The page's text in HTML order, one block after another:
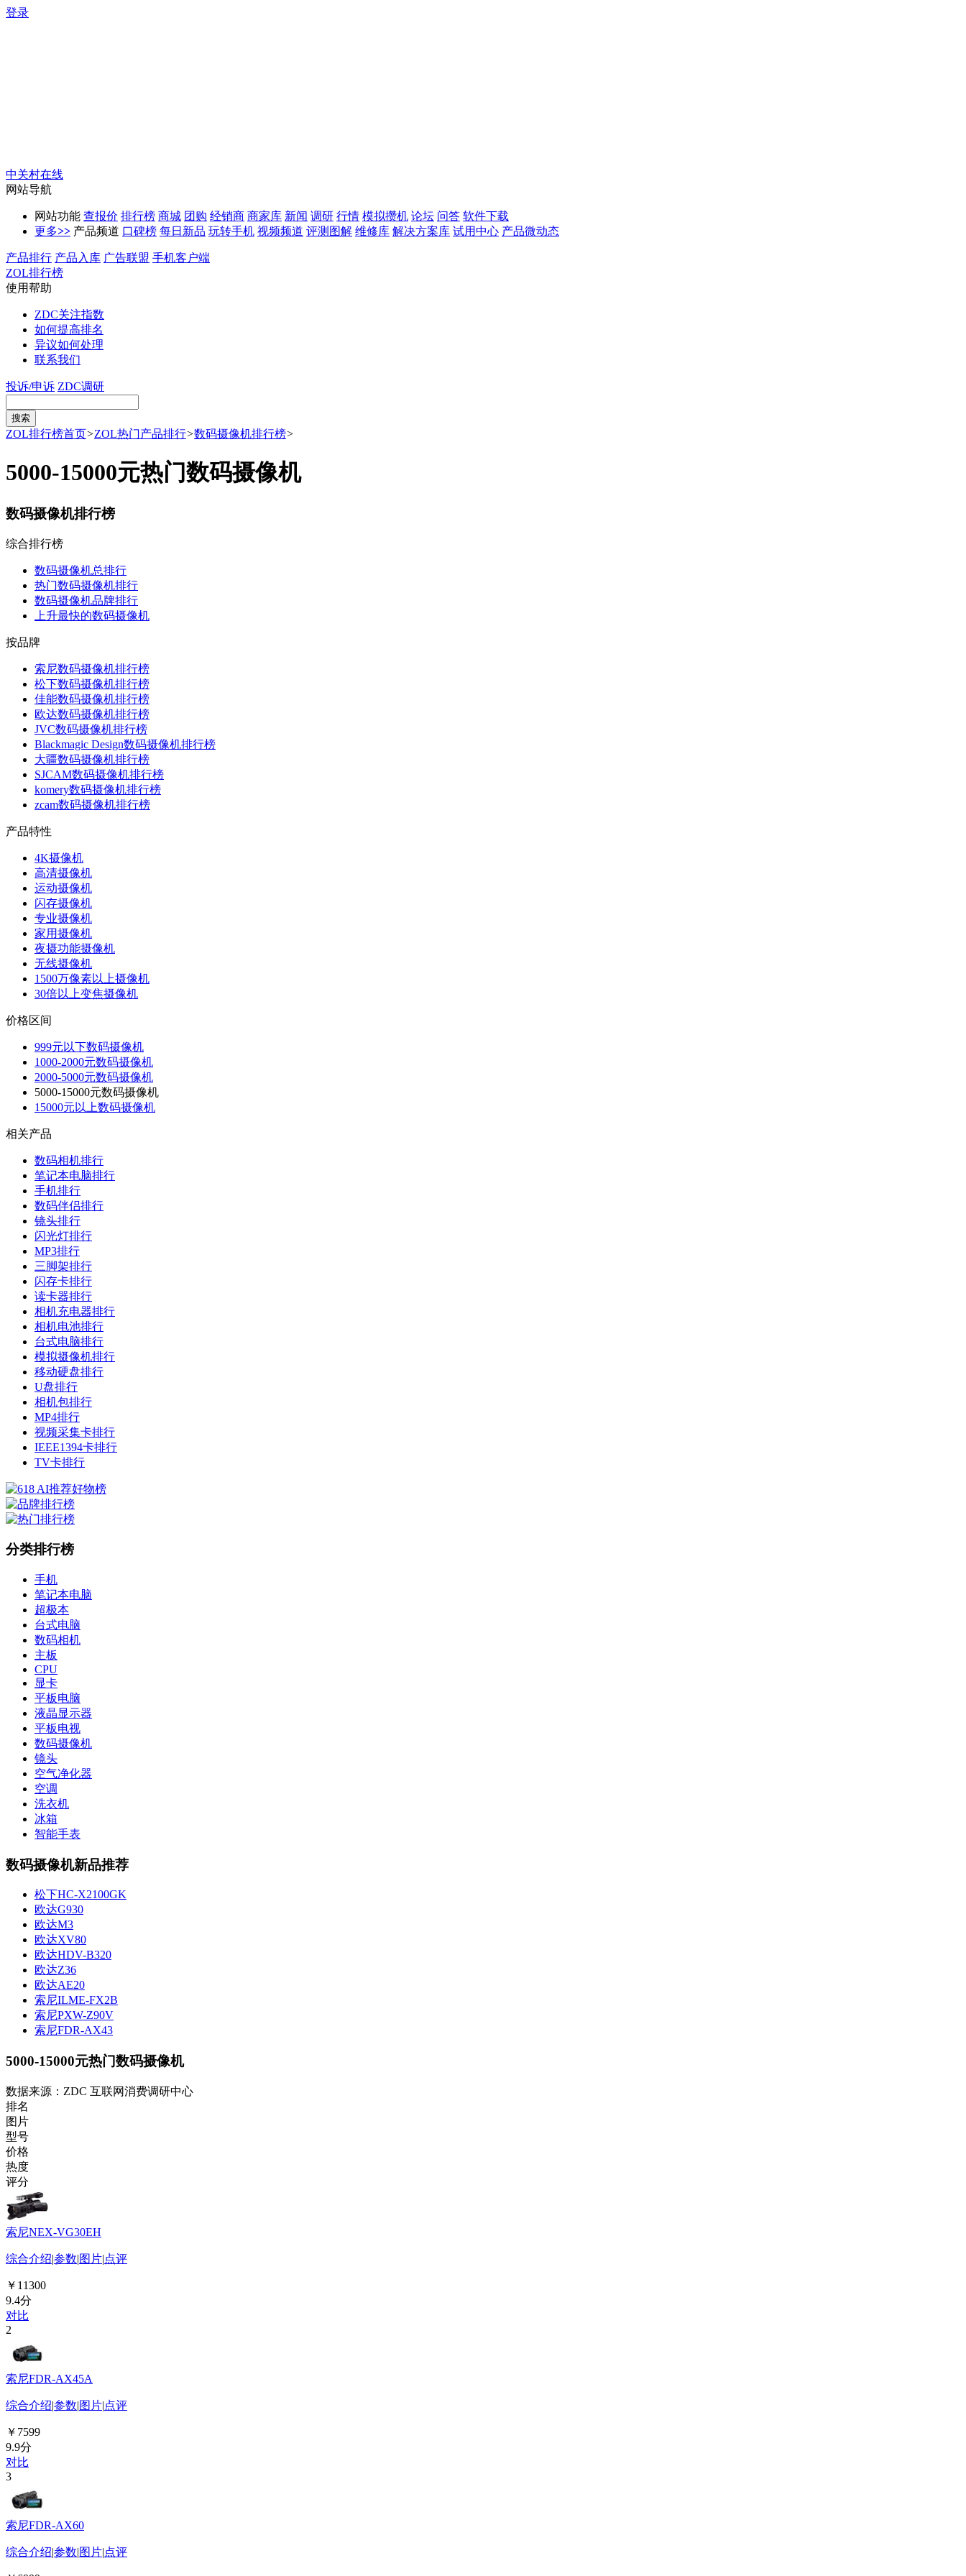
登录
中关村在线
网站导航
网站功能 查报价 排行榜 商城 团购 经销商 商家库 新闻 调研 行情 模拟攒机 论坛 问答 软件下载
更多>> 产品频道 口碑榜 每日新品 玩转手机 视频频道 评测图解 维修库 解决方案库 试用中心 产品微动态
产品排行 产品入库 广告联盟 手机客户端
ZOL排行榜
使用帮助
ZDC关注指数
如何提高排名
异议如何处理
联系我们
投诉/申诉 ZDC调研
ZOL排行榜首页>ZOL热门产品排行>数码摄像机排行榜>
5000-15000元热门数码摄像机
数码摄像机排行榜
综合排行榜
数码摄像机总排行
热门数码摄像机排行
数码摄像机品牌排行
上升最快的数码摄像机
按品牌
索尼数码摄像机排行榜
松下数码摄像机排行榜
佳能数码摄像机排行榜
欧达数码摄像机排行榜
JVC数码摄像机排行榜
Blackmagic Design数码摄像机排行榜
大疆数码摄像机排行榜
SJCAM数码摄像机排行榜
komery数码摄像机排行榜
zcam数码摄像机排行榜
产品特性
4K摄像机
高清摄像机
运动摄像机
闪存摄像机
专业摄像机
家用摄像机
夜摄功能摄像机
无线摄像机
1500万像素以上摄像机
30倍以上变焦摄像机
价格区间
999元以下数码摄像机
1000-2000元数码摄像机
2000-5000元数码摄像机
5000-15000元数码摄像机
15000元以上数码摄像机
相关产品
数码相机排行
笔记本电脑排行
手机排行
数码伴侣排行
镜头排行
闪光灯排行
MP3排行
三脚架排行
闪存卡排行
读卡器排行
相机充电器排行
相机电池排行
台式电脑排行
模拟摄像机排行
移动硬盘排行
U盘排行
相机包排行
MP4排行
视频采集卡排行
IEEE1394卡排行
TV卡排行
分类排行榜
手机
笔记本电脑
超极本
台式电脑
数码相机
主板
CPU
显卡
平板电脑
液晶显示器
平板电视
数码摄像机
镜头
空气净化器
空调
洗衣机
冰箱
智能手表
数码摄像机新品推荐
松下HC-X2100GK
欧达G930
欧达M3
欧达XV80
欧达HDV-B320
欧达Z36
欧达AE20
索尼ILME-FX2B
索尼PXW-Z90V
索尼FDR-AX43
5000-15000元热门数码摄像机
数据来源：ZDC 互联网消费调研中心
排名
图片
型号
价格
热度
评分
索尼NEX-VG30EH
综合介绍|参数|图片|点评
￥11300
9.4分
对比
2
索尼FDR-AX45A
综合介绍|参数|图片|点评
￥7599
9.9分
对比
3
索尼FDR-AX60
综合介绍|参数|图片|点评